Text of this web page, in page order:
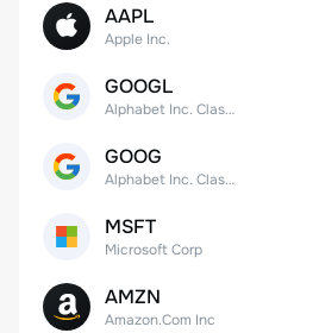
AAPL
Apple Inc.
GOOGL
Alphabet Inc. Class A Common Stock
GOOG
Alphabet Inc. Class C Capital Stock
MSFT
Microsoft Corp
AMZN
Amazon.Com Inc